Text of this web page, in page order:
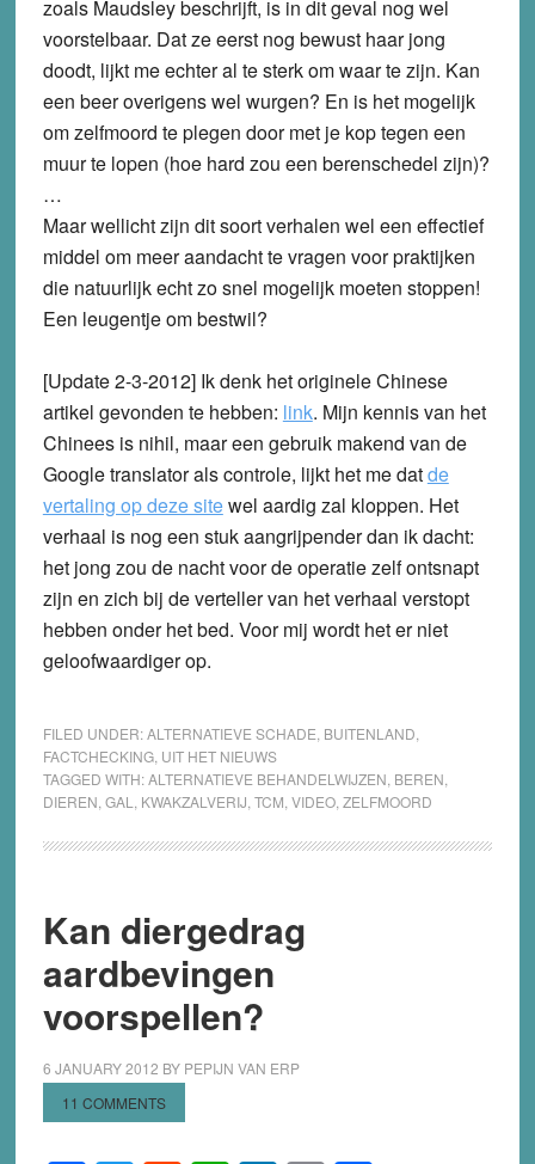
zoals Maudsley beschrijft, is in dit geval nog wel
voorstelbaar. Dat ze eerst nog bewust haar jong
doodt, lijkt me echter al te sterk om waar te zijn. Kan
een beer overigens wel wurgen? En is het mogelijk
om zelfmoord te plegen door met je kop tegen een
muur te lopen (hoe hard zou een berenschedel zijn)?
…
Maar wellicht zijn dit soort verhalen wel een effectief
middel om meer aandacht te vragen voor praktijken
die natuurlijk echt zo snel mogelijk moeten stoppen!
Een leugentje om bestwil?
[Update 2-3-2012]Ik denk het originele Chinese
artikel gevonden te hebben: link. Mijn kennis van het
Chinees is nihil, maar een gebruik makend van de
Google translator als controle, lijkt het me datde
vertaling op deze sitewel aardig zal kloppen. Het
verhaal is nog een stuk aangrijpender dan ik dacht:
het jong zou de nacht voor de operatie zelf ontsnapt
zijn en zich bij de verteller van het verhaal verstopt
hebben onder het bed. Voor mij wordt het er niet
geloofwaardiger op.
FILED UNDER:ALTERNATIEVE SCHADE BUITENLAND
FACTCHECKING, UIT HET NIEUWS
TAGGED WITH:ALTERNATIEVE BEHANDELWIJZEN BEREN
DIEREN GAL KWAKZALVERIJ TCM VIDEO, ZELFMOORD
Kan diergedrag
aardbevingen
voorspellen?
6 JANUARY 2012 BY PEPIJN VAN ERP
11 COMMENTS